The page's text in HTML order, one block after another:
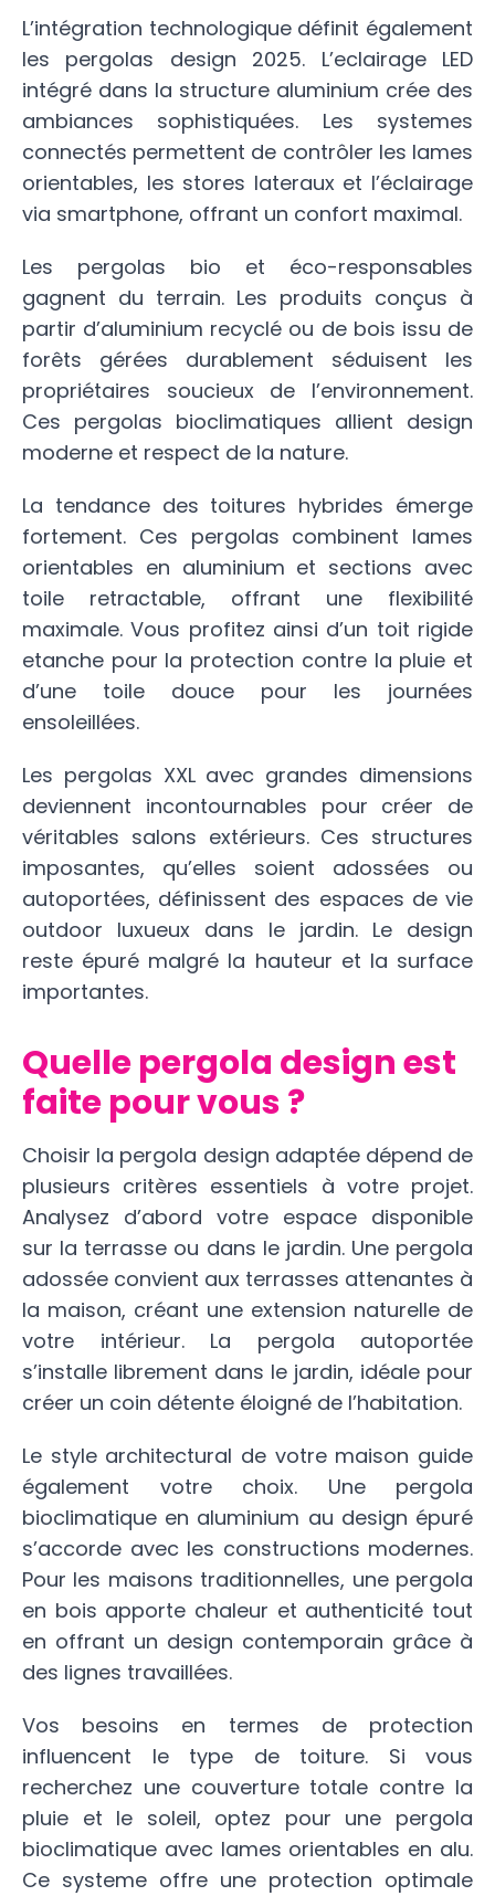
L’intégration technologique définit également
les pergolas design 2025. L’eclairage LED
intégré dans la structure aluminium crée des
ambiances sophistiquées. Les systemes
connectés permettent de contrôler les lames
orientables, les stores lateraux et l’éclairage
via smartphone, offrant un confort maximal.
Les pergolas bio et éco-responsables
gagnent du terrain. Les produits conçus à
partir d’aluminium recyclé ou de bois issu de
forêts gérées durablement séduisent les
propriétaires soucieux de l’environnement.
Ces pergolas bioclimatiques allient design
moderne et respect de la nature.
La tendance des toitures hybrides émerge
fortement. Ces pergolas combinent lames
orientables en aluminium et sections avec
toile retractable, offrant une flexibilité
maximale. Vous profitez ainsi d’un toit rigide
etanche pour la protection contre la pluie et
d’une toile douce pour les journées
ensoleillées.
Les pergolas XXL avec grandes dimensions
deviennent incontournables pour créer de
véritables salons extérieurs. Ces structures
imposantes, qu’elles soient adossées ou
autoportées, définissent des espaces de vie
outdoor luxueux dans le jardin. Le design
reste épuré malgré la hauteur et la surface
importantes.
Quelle pergola design est
faite pour vous ?
Choisir la pergola design adaptée dépend de
plusieurs critères essentiels à votre projet.
Analysez d’abord votre espace disponible
sur la terrasse ou dans le jardin. Une pergola
adossée convient aux terrasses attenantes à
la maison, créant une extension naturelle de
votre intérieur. La pergola autoportée
s’installe librement dans le jardin, idéale pour
créer un coin détente éloigné de l’habitation.
Le style architectural de votre maison guide
également votre choix. Une pergola
bioclimatique en aluminium au design épuré
s’accorde avec les constructions modernes.
Pour les maisons traditionnelles, une pergola
en bois apporte chaleur et authenticité tout
en offrant un design contemporain grâce à
des lignes travaillées.
Vos besoins en termes de protection
influencent le type de toiture. Si vous
recherchez une couverture totale contre la
pluie et le soleil, optez pour une pergola
bioclimatique avec lames orientables en alu.
Ce systeme offre une protection optimale